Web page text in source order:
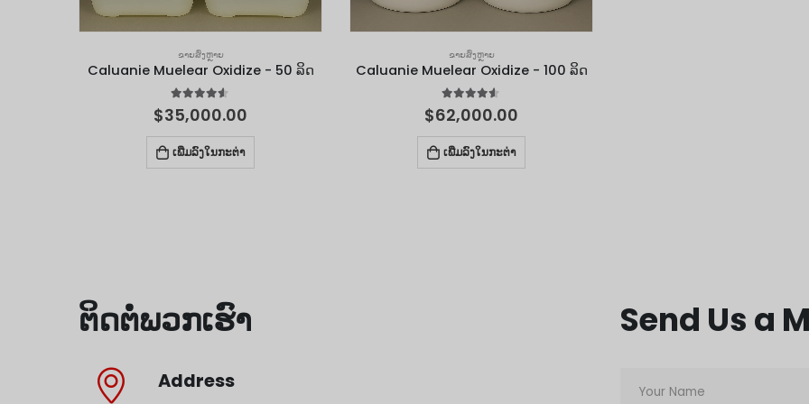
ຂາຍສົ່ງຫຼາຍ
Caluanie Muelear Oxidize - 50 ລິດ
$35,000.00
ເພີ່ມລົງໃນກະຕ່າ
ຂາຍສົ່ງຫຼາຍ
Caluanie Muelear Oxidize - 100 ລິດ
$62,000.00
ເພີ່ມລົງໃນກະຕ່າ
ຕິດຕໍ່ພວກເຮົາ
Address
Send Us a